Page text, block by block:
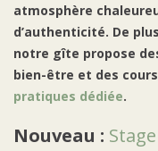
atmosphère
d’authenticité. De
notre gîte propose
bien-être et des
pratiques dédiée.
Nouveau :